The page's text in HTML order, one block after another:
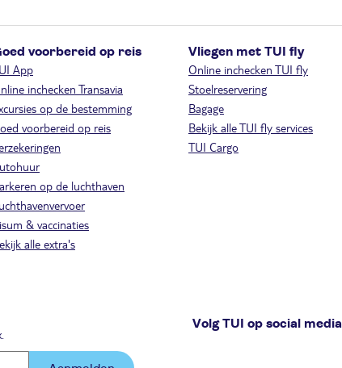
voorbereid op reis
App
inchecken Transavia
op de bestemming
voorbereid op reis
op de luchthaven
& vaccinaties
alle extra's
Vliegen met TUI fly
Online inchecken TUI fly
Stoelreservering
Bagage
Bekijk alle TUI fly services
TUI Cargo
Volg TUI op social media